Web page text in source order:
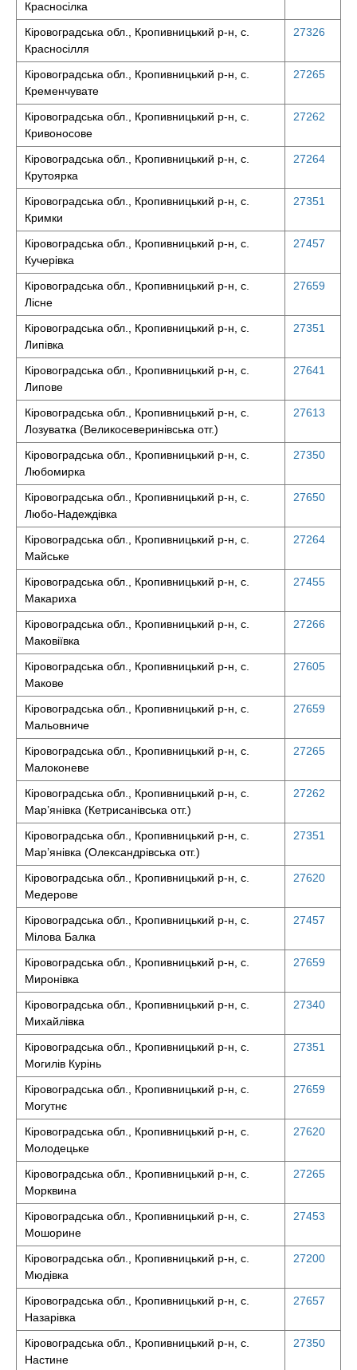
Красносілка
Кіровоградська обл., Кропивницький р-н, с.
Красносілля
27326
Кіровоградська обл., Кропивницький р-н, с.
Кременчувате
27265
Кіровоградська обл., Кропивницький р-н, с.
Кривоносове
27262
Кіровоградська обл., Кропивницький р-н, с.
Крутоярка
27264
Кіровоградська обл., Кропивницький р-н, с.
Кримки
27351
Кіровоградська обл., Кропивницький р-н, с.
Кучерівка
27457
Кіровоградська обл., Кропивницький р-н, с.
Лісне
27659
Кіровоградська обл., Кропивницький р-н, с.
Липівка
27351
Кіровоградська обл., Кропивницький р-н, с.
Липове
27641
Кіровоградська обл., Кропивницький р-н, с.
Лозуватка (Великосеверинівська отг.)
27613
Кіровоградська обл., Кропивницький р-н, с.
Любомирка
27350
Кіровоградська обл., Кропивницький р-н, с.
Любо-Надеждівка
27650
Кіровоградська обл., Кропивницький р-н, с.
Майське
27264
Кіровоградська обл., Кропивницький р-н, с.
Макариха
27455
Кіровоградська обл., Кропивницький р-н, с.
Маковіївка
27266
Кіровоградська обл., Кропивницький р-н, с.
Макове
27605
Кіровоградська обл., Кропивницький р-н, с.
Мальовниче
27659
Кіровоградська обл., Кропивницький р-н, с.
Малоконеве
27265
Кіровоградська обл., Кропивницький р-н, с.
Мар’янівка (Кетрисанівська отг.)
27262
Кіровоградська обл., Кропивницький р-н, с.
Мар’янівка (Олександрівська отг.)
27351
Кіровоградська обл., Кропивницький р-н, с.
Медерове
27620
Кіровоградська обл., Кропивницький р-н, с.
Мілова Балка
27457
Кіровоградська обл., Кропивницький р-н, с.
Миронівка
27659
Кіровоградська обл., Кропивницький р-н, с.
Михайлівка
27340
Кіровоградська обл., Кропивницький р-н, с.
Могилів Курінь
27351
Кіровоградська обл., Кропивницький р-н, с.
Могутнє
27659
Кіровоградська обл., Кропивницький р-н, с.
Молодецьке
27620
Кіровоградська обл., Кропивницький р-н, с.
Морквина
27265
Кіровоградська обл., Кропивницький р-н, с.
Мошорине
27453
Кіровоградська обл., Кропивницький р-н, с.
Мюдівка
27200
Кіровоградська обл., Кропивницький р-н, с.
Назарівка
27657
Кіровоградська обл., Кропивницький р-н, с.
Настине
27350